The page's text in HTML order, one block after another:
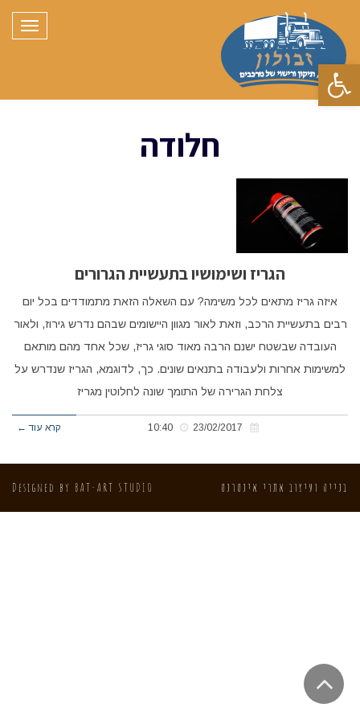
פתח סרגל נגישות
חלודה
הגריז ושימושיו בתעשיית הגרורים
איזה גריז מתאים לכל משימה? עם השאלה הזאת מתמודדים בכל יום
רבים בתעשיית הרכב, וזאת לאור מגוון היישומים שבהם נדרש גירוז, ולאור
העובדה שבשטח ישנם הרבה מאוד סוגי גריז, שכל אחד מהם מותאם
למשימות אחרות ולעבודה בתנאים שונים. כך, לדוגמא, הגריז שנדרש על
צלחת הגרירה של התומך שונה לחלוטין מגריז
קרא עוד ←
בנייה ועיצוב אתרי אינטרנט Designed by BAT-ART STUDIO
גלילה
לראש